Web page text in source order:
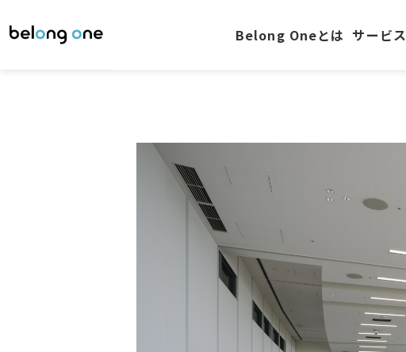
Belong Oneとは サービス
ペーパーレスや多言語対応で顕著な効果